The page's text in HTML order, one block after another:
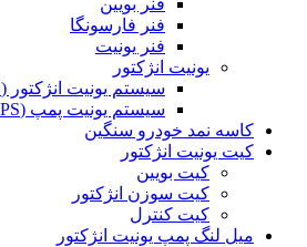
فنر بویین
فنر فارسونگا
فنر یونیت
یونیت انژکتور
سیستم یونیت انژکتور (UIS)
سیستم یونیت پمپ (UPS)
کاسه نمد خودرو سنگین
کیت یونیت انژکتور
کیت بویین
کیت سوزن انژکتور
کیت کنترل
میل لنگ پمپ یونیت انژکتور